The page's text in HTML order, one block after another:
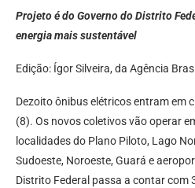
Projeto é do Governo do Distrito
energia mais sustentável
Edição: Ígor Silveira, da Agência
Dezoito ônibus elétricos entram em
(8). Os novos coletivos vão operar
localidades do Plano Piloto, Lago
Sudoeste, Noroeste, Guará e
Distrito Federal passa a contar com